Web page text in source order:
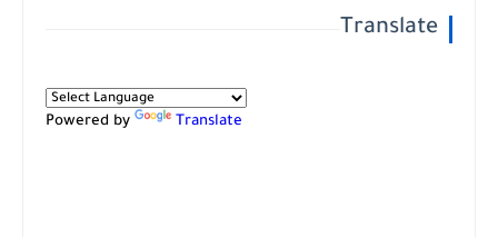
Translate
Powered by Translate